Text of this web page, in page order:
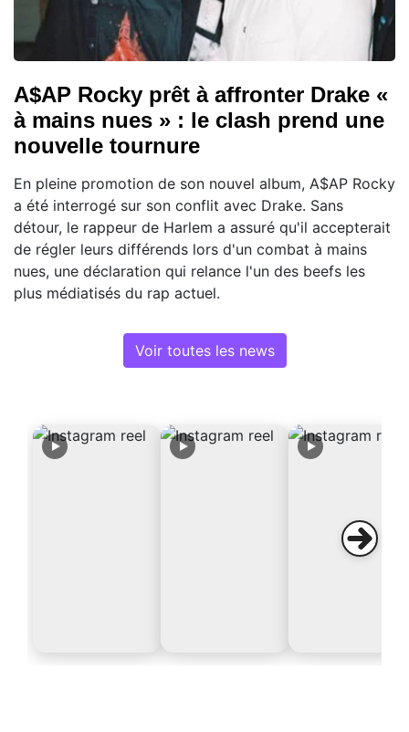
A$AP Rocky prêt à affronter Drake «
à mains nues » : le clash prend une
nouvelle tournure
En pleine promotion de son nouvel album, A$AP Rocky
a été interrogé sur son conflit avec Drake. Sans
détour, le rappeur de Harlem a assuré qu'il accepterait
de régler leurs différends lors d'un combat à mains
nues, une déclaration qui relance l'un des beefs les
plus médiatisés du rap actuel.
Voir toutes les news